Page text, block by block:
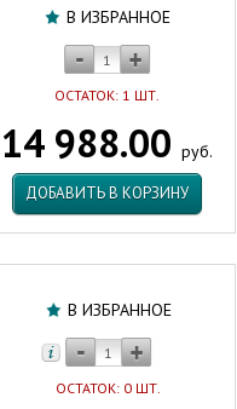
В ИЗБРАННОЕ
ОСТАТОК: 1 ШТ.
14 988.00 руб.
ДОБАВИТЬ В КОРЗИНУ
В ИЗБРАННОЕ
ОСТАТОК: 0 ШТ.